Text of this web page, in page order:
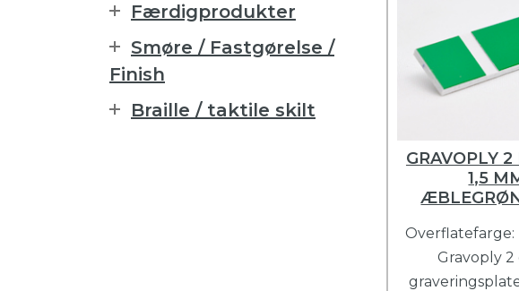
GRAVOPLY 2
1,5
Overflatefarge:
Gravoply 2
Færdigprodukter
Smøre / Fastgørelse /
Finish
Braille / taktile skilt